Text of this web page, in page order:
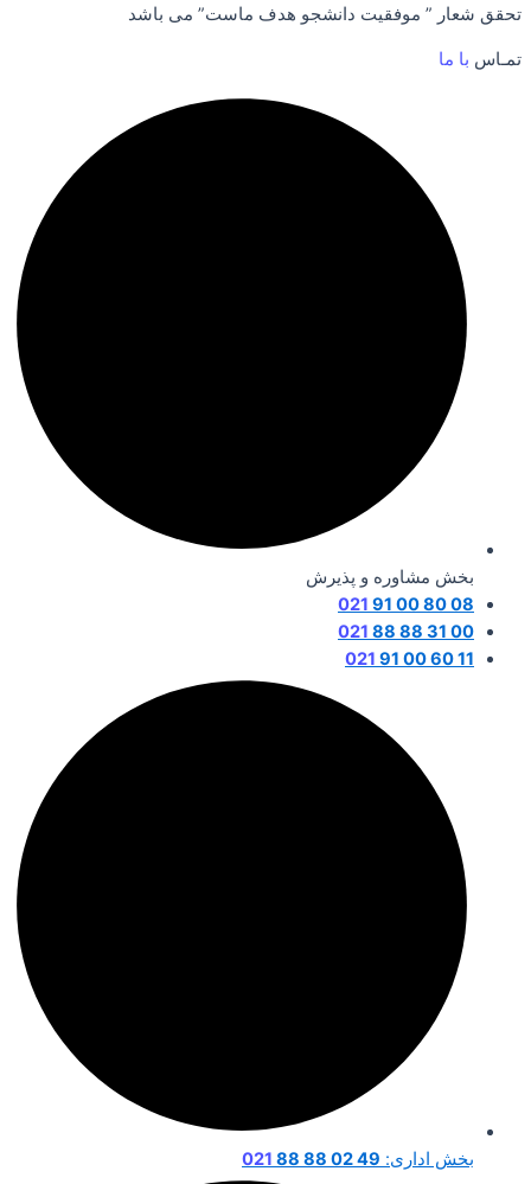
تحقق شعار ” موفقیت دانشجو هدف ماست” می باشد
تمـاس با ما
بخش مشاوره و پذیرش
08 80 00 91
021
00 31 88 88
021
11 60 00 91
021
بخش اداری: 49 02 88 88
021